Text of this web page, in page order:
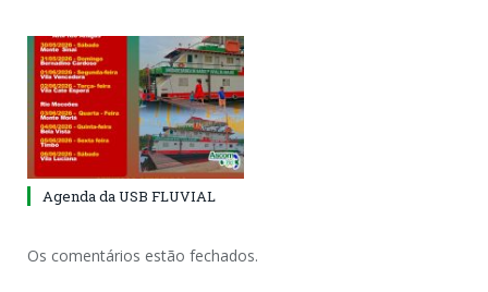
Agenda da USB FLUVIAL
Os comentários estão fechados.